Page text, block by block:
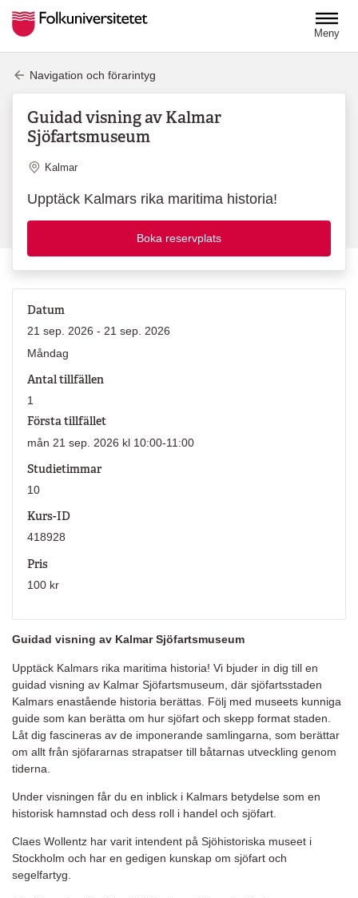
Meny
Navigation och förarintyg
Guidad visning av Kalmar
Sjöfartsmuseum
Plats
Kalmar
Upptäck Kalmars rika maritima historia!
Boka reservplats
Guidad visning av Kalmar Sjöfartsmuseum
Upptäck Kalmars rika maritima historia! Vi bjuder in dig till en
guidad visning av Kalmar Sjöfartsmuseum, där sjöfartsstaden
Kalmars enastående historia berättas. Följ med museets kunniga
guide som kan berätta om hur sjöfart och skepp format staden.
Låt dig fascineras av de imponerande samlingarna, som berättar
om allt från sjöfararnas strapatser till båtarnas utveckling genom
tiderna.
Under visningen får du en inblick i Kalmars betydelse som en
historisk hamnstad och dess roll i handel och sjöfart.
Claes Wollentz har varit intendent på Sjöhistoriska museet i
Stockholm och har en gedigen kunskap om sjöfart och
segelfartyg.
Datum
21 sep. 2026 - 21 sep. 2026
Måndag
Antal tillfällen
1
Första tillfället
mån 21 sep. 2026 kl 10:00-11:00
Studietimmar
10
Kurs-ID
418928
Pris
100 kr